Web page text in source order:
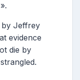
by Jeffrey
evidence
die by